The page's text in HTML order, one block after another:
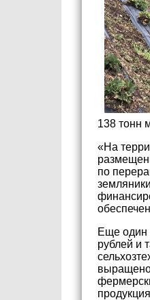
138 тонн
«На
по
Еще один
рублей и